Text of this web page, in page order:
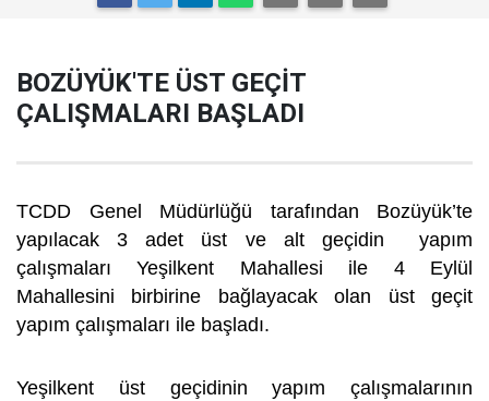
BOZÜYÜK'TE ÜST GEÇİT
ÇALIŞMALARI BAŞLADI
TCDD Genel Müdürlüğü tarafından Bozüyük’te
yapılacak 3 adet üst ve alt geçidin yapım
çalışmaları Yeşilkent Mahallesi ile 4 Eylül
Mahallesini birbirine bağlayacak olan üst geçit
yapım çalışmaları ile başladı.
Yeşilkent üst geçidinin yapım çalışmalarının